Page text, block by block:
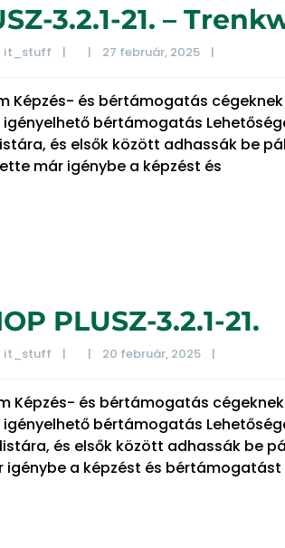
3.2.1-21. –
it_stuff | | 27 február, 2025 |
Képzés- és bértámogatás
bértámogatás
és elsők között adhassák be
már igénybe a képzést és
PLUSZ-3.2.1-21.
it_stuff | | 20 február, 2025 |
Képzés- és bértámogatás
bértámogatás
és elsők között adhassák be
igénybe a képzést és bértámogatást